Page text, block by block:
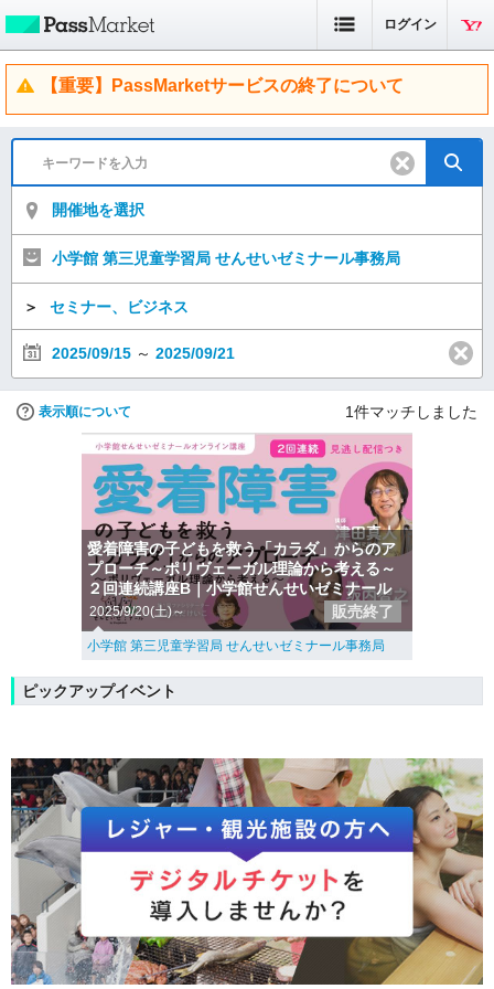
ログイン
【重要】PassMarketサービスの終了について
開催地を選択
小学館 第三児童学習局 せんせいゼミナール事務局
＞ セミナー、ビジネス
2025/09/15 ～ 2025/09/21
表示順について 1件マッチしました
愛着障害の子どもを救う「カラダ」からのア
プローチ～ポリヴェーガル理論から考える～
２回連続講座B｜小学館せんせいゼミナール
2025/9/20(土)～ 販売終了
小学館 第三児童学習局 せんせいゼミナール事務局
ピックアップイベント